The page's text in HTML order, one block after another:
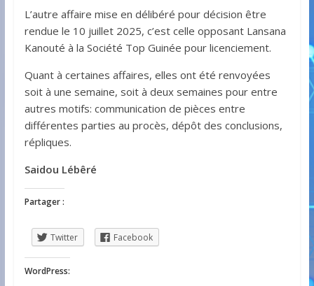
L’autre affaire mise en délibéré pour décision être
rendue le 10 juillet 2025, c’est celle opposant Lansana
Kanouté à la Société Top Guinée pour licenciement.
Quant à certaines affaires, elles ont été renvoyées
soit à une semaine, soit à deux semaines pour entre
autres motifs: communication de pièces entre
différentes parties au procès, dépôt des conclusions,
répliques.
Saidou Lébêré
Partager :
Twitter Facebook
WordPress: